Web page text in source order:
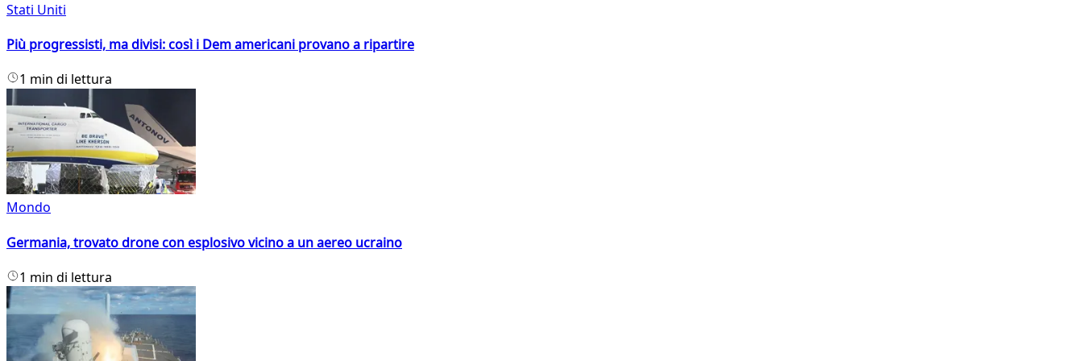
Stati Uniti
Più progressisti, ma divisi: così i Dem americani provano a ripartire
1 min di lettura
Mondo
Germania, trovato drone con esplosivo vicino a un aereo ucraino
1 min di lettura